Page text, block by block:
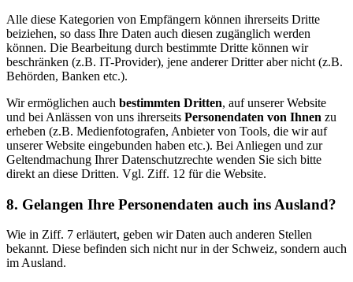
Alle diese Kategorien von Empfängern können ihrerseits Dritte
beiziehen, so dass Ihre Daten auch diesen zugänglich werden
können. Die Bearbeitung durch bestimmte Dritte können wir
beschränken (z.B. IT-Provider), jene anderer Dritter aber nicht (z.B.
Behörden, Banken etc.).
Wir ermöglichen auch bestimmten Dritten, auf unserer Website
und bei Anlässen von uns ihrerseits Personendaten von Ihnen zu
erheben (z.B. Medienfotografen, Anbieter von Tools, die wir auf
unserer Website eingebunden haben etc.). Bei Anliegen und zur
Geltendmachung Ihrer Datenschutzrechte wenden Sie sich bitte
direkt an diese Dritten. Vgl. Ziff. 12 für die Website.
8. Gelangen Ihre Personendaten auch ins Ausland?
Wie in Ziff. 7 erläutert, geben wir Daten auch anderen Stellen
bekannt. Diese befinden sich nicht nur in der Schweiz, sondern auch
im Ausland.